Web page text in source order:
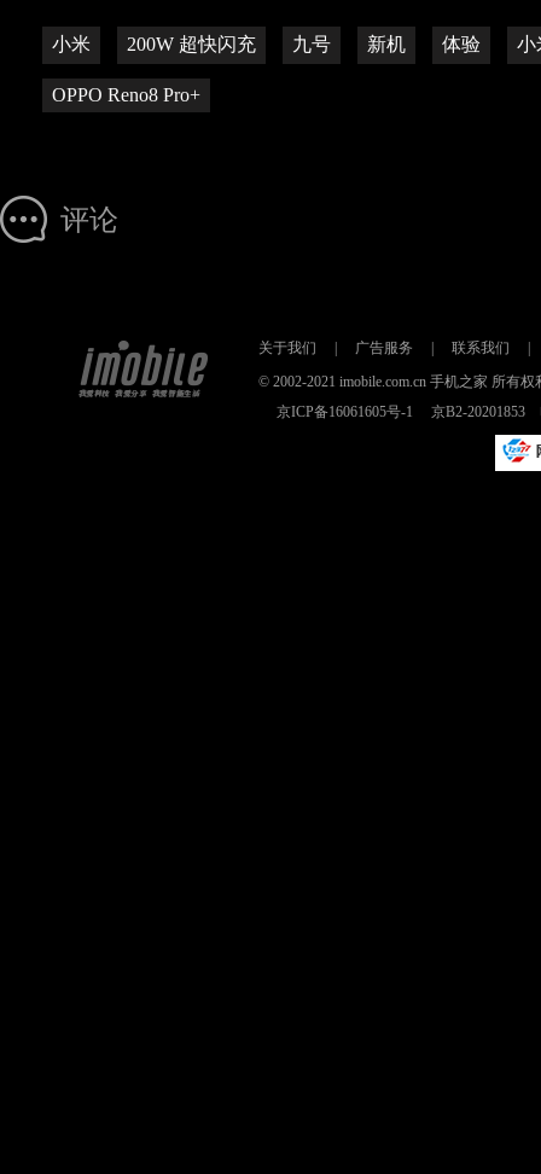
小米 200W 超快闪充 九号 新机 体验 小
OPPO Reno8 Pro+
评论
关于我们 广告服务 联系我们
© 2002-2021 imobile.com.cn 手机之家 所有
京ICP备16061605号-1
京B2-20201853